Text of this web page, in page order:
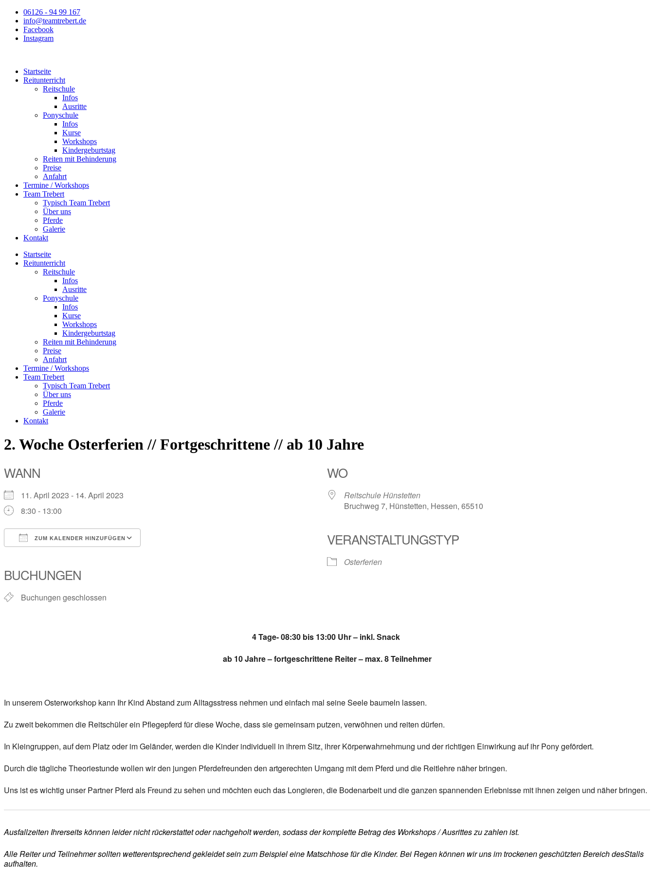
Zum
Inhalt
springen
06126 - 94 99 167
info@teamtrebert.de
Facebook
Instagram
Startseite
Reitunterricht
Reitschule
Infos
Ausritte
Ponyschule
Infos
Kurse
Workshops
Kindergeburtstag
Reiten mit Behinderung
Preise
Anfahrt
Termine / Workshops
Team Trebert
Typisch Team Trebert
Über uns
Pferde
Galerie
Kontakt
Startseite
Reitunterricht
Reitschule
Infos
Ausritte
Ponyschule
Infos
Kurse
Workshops
Kindergeburtstag
Reiten mit Behinderung
Preise
Anfahrt
Termine / Workshops
Team Trebert
Typisch Team Trebert
Über uns
Pferde
Galerie
Kontakt
2. Woche Osterferien // Fortgeschrittene // ab 10 Jahre
WANN
11. April 2023 - 14. April 2023
8:30 - 13:00
ZUM KALENDER HINZUFÜGEN
BUCHUNGEN
Buchungen geschlossen
WO
Reitschule Hünstetten
Bruchweg 7, Hünstetten, Hessen, 65510
VERANSTALTUNGSTYP
Osterferien
4 Tage- 08:30 bis 13:00 Uhr – inkl. Snack
ab 10 Jahre – fortgeschrittene Reiter – max. 8 Teilnehmer
In unserem Osterworkshop kann Ihr Kind Abstand zum Alltagsstress nehmen und einfach mal seine Seele baumeln lassen.
Zu zweit bekommen die Reitschüler ein Pflegepferd für diese Woche, dass sie gemeinsam putzen, verwöhnen und reiten dürfen.
In Kleingruppen, auf dem Platz oder im Geländer, werden die Kinder individuell in ihrem Sitz, ihrer Körperwahrnehmung und der richtigen Einwirkung auf ihr Pony gefördert.
Durch die tägliche Theoriestunde wollen wir den jungen Pferdefreunden den artgerechten Umgang mit dem Pferd und die Reitlehre näher bringen.
Uns ist es wichtig unser Partner Pferd als Freund zu sehen und möchten euch das Longieren, die Bodenarbeit und die ganzen spannenden Erlebnisse mit ihnen zeigen und näher bringen.
Ausfallzeiten Ihrerseits können leider nicht rückerstattet oder nachgeholt werden, sodass der komplette Betrag des Workshops / Ausrittes zu zahlen ist.
Alle Reiter und Teilnehmer sollten wetterentsprechend gekleidet sein zum Beispiel eine Matschhose für die Kinder. Bei Regen können wir uns im trockenen geschützten Bereich desStalls
aufhalten.